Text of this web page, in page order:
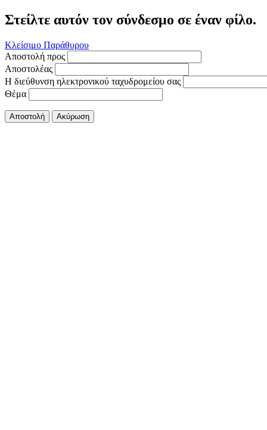
Στείλτε αυτόν τον σύνδεσμο σε έναν φίλο.
Κλείσιμο Παράθυρου
Αποστολή προς
Αποστολέας
Η διεύθυνση ηλεκτρονικού ταχυδρομείου σας
Θέμα
Αποστολή Ακύρωση